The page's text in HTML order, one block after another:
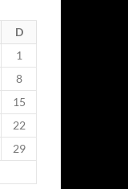
D
1
8
15
22
29